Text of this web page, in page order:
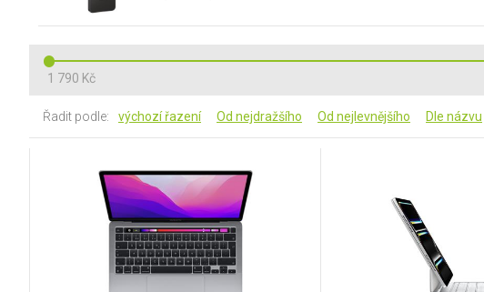
1 790 Kč
Řadit podle: výchozí řazení Od nejdražšího Od nejlevnějšího Dle názvu